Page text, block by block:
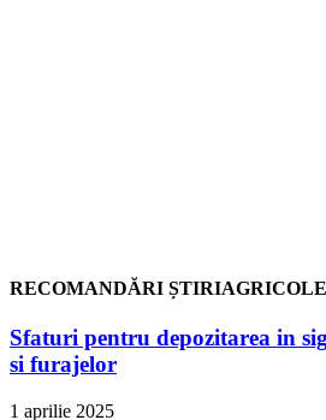
RECOMANDĂRI ȘTIRIAGRICOLE
Sfaturi pentru depozitarea in
si furajelor
1 aprilie 2025